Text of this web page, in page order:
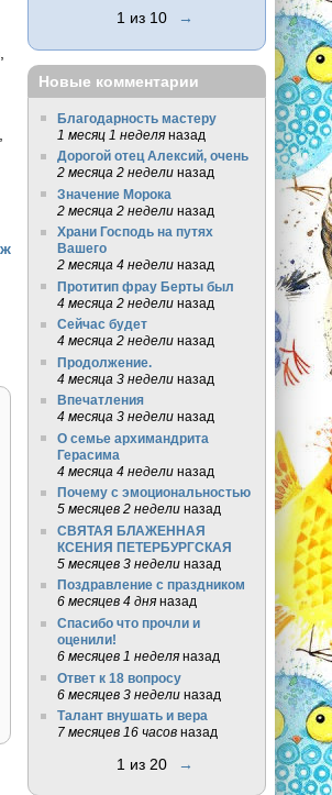
1 из 10 →
Новые комментарии
Благодарность мастеру
1 месяц 1 неделяназад
Дорогой отец Алексий, очень
2 месяца 2 неделиназад
Значение Морока
2 месяца 2 неделиназад
Храни Господь на путях
Вашего
2 месяца 4 неделиназад
Протитип фрау Берты был
4 месяца 2 неделиназад
Сейчас будет
4 месяца 2 неделиназад
Продолжение.
4 месяца 3 неделиназад
Впечатления
4 месяца 3 неделиназад
О семье архимандрита
Герасима
4 месяца 4 неделиназад
Почему с эмоциональностью
5 месяцев 2 неделиназад
СВЯТАЯ БЛАЖЕННАЯ
КСЕНИЯ ПЕТЕРБУРГСКАЯ
5 месяцев 3 неделиназад
Поздравление с праздником
6 месяцев 4 дняназад
Спасибо что прочли и
оценили!
6 месяцев 1 неделяназад
Ответ к 18 вопросу
6 месяцев 3 неделиназад
Талант внушать и вера
7 месяцев 16 часовназад
1 из 20 →